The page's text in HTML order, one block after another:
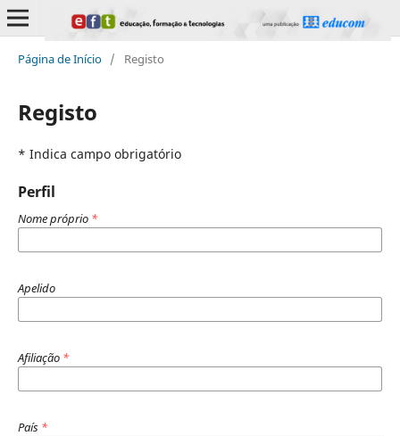
Página de Início / Registo
Registo
* Indica campo obrigatório
Perfil
Nome próprio *
Apelido
Afiliação *
País *